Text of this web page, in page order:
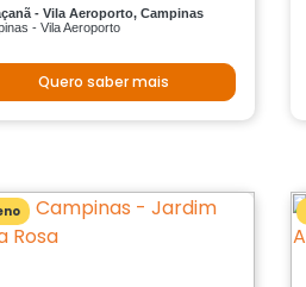
- Vila Aeroporto, Campinas
- Vila Aeroporto
Quero saber mais